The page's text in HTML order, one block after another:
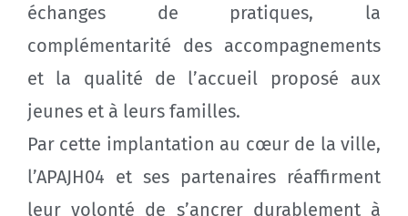
échanges de pratiques, la
complémentarité des accompagnements
et la qualité de l’accueil proposé aux
jeunes et à leurs familles.
Par cette implantation au cœur de la ville,
l’APAJH04 et ses partenaires réaffirment
leur volonté de s’ancrer durablement à